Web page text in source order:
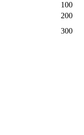
100
200
300